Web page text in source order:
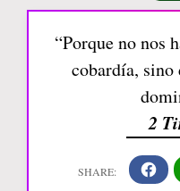
“Porque no nos
cobardía, sino
2